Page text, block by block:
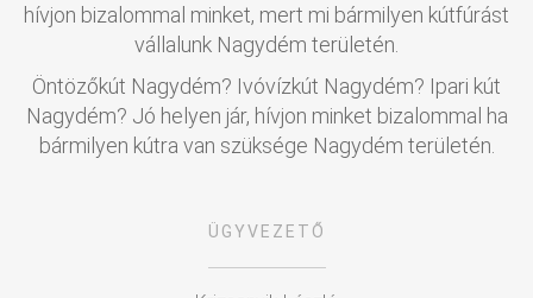
hívjon bizalommal minket, mert mi bármilyen kútfúrást
vállalunk Nagydém területén.
Öntözőkút Nagydém? Ivóvízkút Nagydém? Ipari kút
Nagydém? Jó helyen jár, hívjon minket bizalommal ha
bármilyen kútra van szüksége Nagydém területén.
ÜGYVEZETŐ